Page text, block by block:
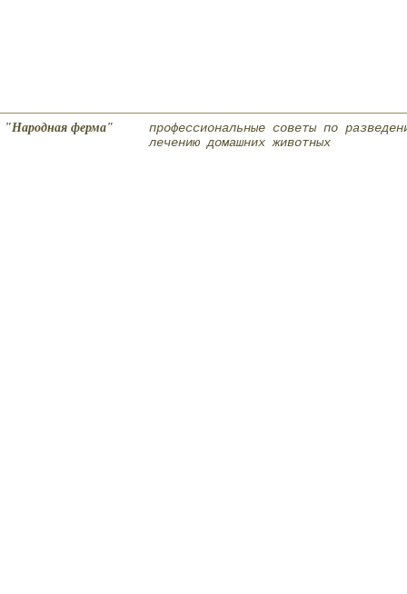
"Народная ферма"
профессиональные советы по
лечению домашних животных